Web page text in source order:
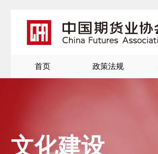
首页 政策法规
文化建设